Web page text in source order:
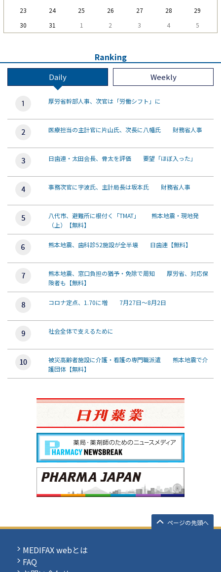
23
24 25 26 27 28
29
30
31 1 2 3 4 5
Ranking
Daily Weekly
厚労省幹部人事、次官は「労働シフト」に
医療担当の主計官に片山氏、次長に八幡氏 財務省人事
日歯連・太田会長、骨太を評価 要望「ほぼ入った」
事務次官に宇波氏、主計局長は坂本氏 財務省人事
八代市、避難所に根付く「TMAT」 熊本地震・現地発
（上）【無料】
熊本地震、歯科診52施設が全半壊 日歯連【無料】
熊本地震、窓口負担の猶予・免除で周知 厚労省、対応保
険者も【無料】
コロナ定点、1.70に増 7月27日～8月2日
社会全体で支えるために
被災高齢者施設に介護・看護の専門職派遣 熊本地震で介
護団体【無料】
ページの先頭へ
MEDIFAX webとは
FAQ